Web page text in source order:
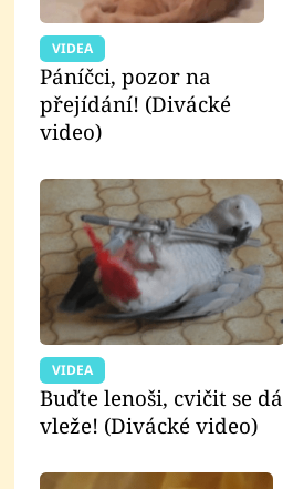
VIDEA
Páníčci, pozor na
přejídání! (Divácké
video)
VIDEA
Buďte lenoši, cvičit se
vleže! (Divácké video)